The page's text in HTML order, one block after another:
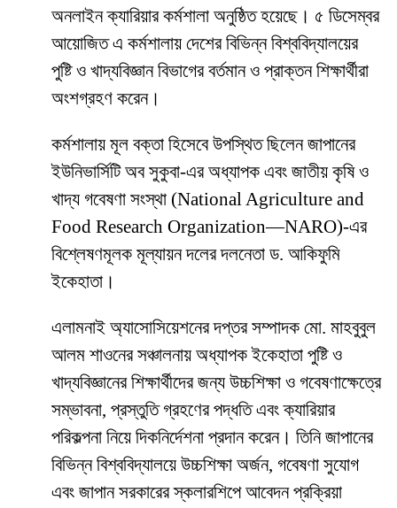
অনলাইন ক্যারিয়ার কর্মশালা অনুষ্ঠিত হয়েছে। ৫ ডিসেম্বর
আয়োজিত এ কর্মশালায় দেশের বিভিন্ন বিশ্ববিদ্যালয়ের
পুষ্টি ও খাদ্যবিজ্ঞান বিভাগের বর্তমান ও প্রাক্তন শিক্ষার্থীরা
অংশগ্রহণ করেন।
কর্মশালায় মূল বক্তা হিসেবে উপস্থিত ছিলেন জাপানের
ইউনিভার্সিটি অব সুকুবা-এর অধ্যাপক এবং জাতীয় কৃষি ও
খাদ্য গবেষণা সংস্থা (National Agriculture and
Food Research Organization—NARO)-এর
বিশ্লেষণমূলক মূল্যায়ন দলের দলনেতা ড. আকিফুমি
ইকেহাতা।
এলামনাই অ্যাসোসিয়েশনের দপ্তর সম্পাদক মো. মাহবুবুল
আলম শাওনের সঞ্চালনায় অধ্যাপক ইকেহাতা পুষ্টি ও
খাদ্যবিজ্ঞানের শিক্ষার্থীদের জন্য উচ্চশিক্ষা ও গবেষণাক্ষেত্রে
সম্ভাবনা, প্রস্তুতি গ্রহণের পদ্ধতি এবং ক্যারিয়ার
পরিকল্পনা নিয়ে দিকনির্দেশনা প্রদান করেন। তিনি জাপানের
বিভিন্ন বিশ্ববিদ্যালয়ে উচ্চশিক্ষা অর্জন, গবেষণা সুযোগ
এবং জাপান সরকারের স্কলারশিপে আবেদন প্রক্রিয়া